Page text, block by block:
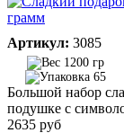
Артикул: 3085
1200 гр
65
Большой набор
подушке с
2635 руб